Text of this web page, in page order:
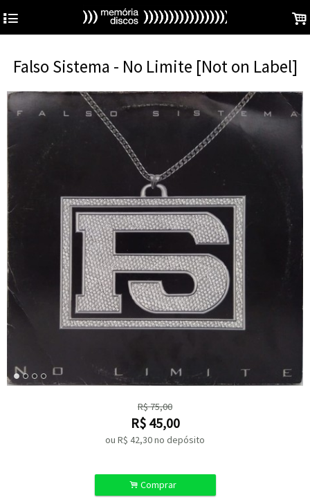
4 .
Falso Sistema - No Limite [Not on Label]
R$75,00
R$ 45,00
ou R$ 42,30no depósito
. Comprar